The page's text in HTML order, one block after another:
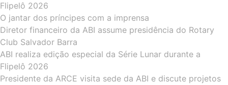
Flipelô 2026
O jantar dos príncipes com a imprensa
Diretor financeiro da ABI assume presidência do Rotary
Club Salvador Barra
ABI realiza edição especial da Série Lunar durante a
Flipelô 2026
Presidente da ARCE visita sede da ABI e discute projetos